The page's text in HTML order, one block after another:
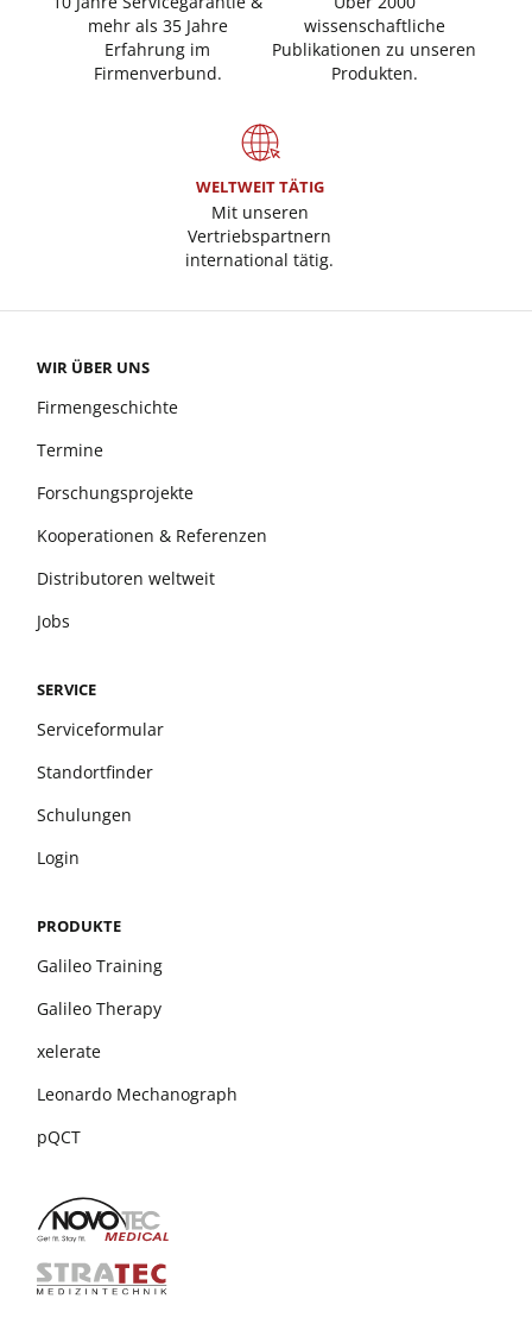
mehr als 35 Jahre
Erfahrung im
Firmenverbund.
wissenschaftliche
Publikationen zu unseren
Produkten.
WELTWEIT TÄTIG
Mit unseren
Vertriebspartnern
international tätig.
PRODUKTE
Galileo Training
Galileo Therapy
xelerate
Leonardo Mechanograph
pQCT
SERVICE
Serviceformular
Standortfinder
Schulungen
Login
WIR ÜBER UNS
Firmengeschichte
Termine
Forschungsprojekte
Kooperationen & Referenzen
Distributoren weltweit
Jobs